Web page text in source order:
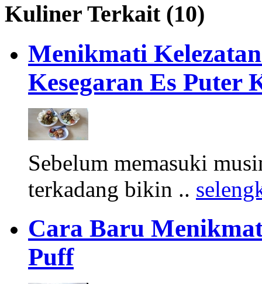
Kuliner Terkait (10)
Menikmati
Kesegaran Es Puter
Sebelum memasuki
terkadang bikin ..
Cara Baru
Puff